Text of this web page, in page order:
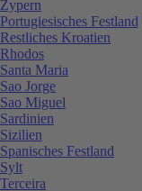
Zypern
Portugiesisches Festland
Restliches Kroatien
Rhodos
Santa Maria
Sao Jorge
Sao Miguel
Sardinien
Sizilien
Spanisches Festland
Sylt
Terceira